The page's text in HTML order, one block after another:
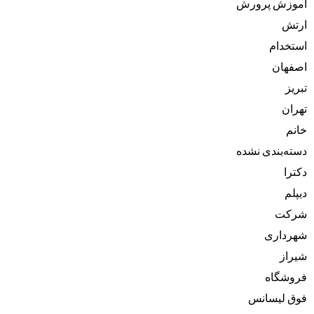
آموزش پرورش
ارتش
استخدام
اصفهان
تبریز
تهران
خانم
دسته‌بندی نشده
دکترا
دیپلم
شرکت
شهرداری
شیراز
فروشگاه
فوق لیسانس